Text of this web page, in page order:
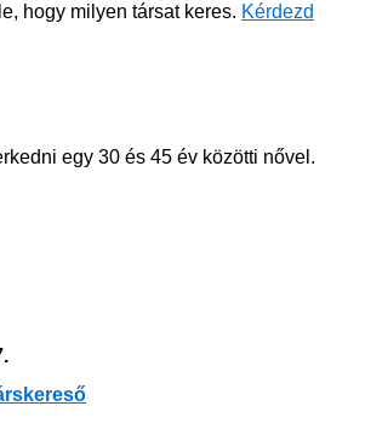
hogy milyen társat keres. Kérdezd
egy 30 és 45 év közötti nővel.